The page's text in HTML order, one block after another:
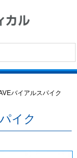
バイアルスパイク
イク